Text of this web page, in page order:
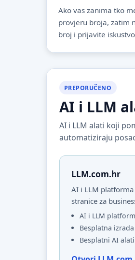
Ako vas zanima tko
provjeru broja, zatim
broj i prijavite
PREPORUČENO
AI i LLM
AI i LLM alati koji
automatiziraju
LLM.com.hr
AI i LLM
stranice za
AI i LLM
Besplatna
Besplatni AI